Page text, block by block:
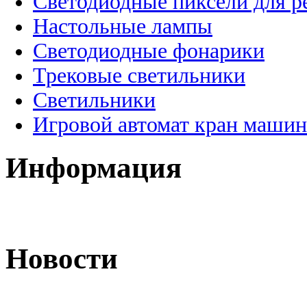
Настольные лампы
Светодиодные фонарики
Трековые светильники
Светильники
Игровой автомат кран
Информация
Новости